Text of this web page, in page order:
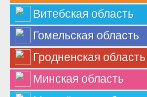
Витебская область
Гомельская область
Гродненская область
Минская область